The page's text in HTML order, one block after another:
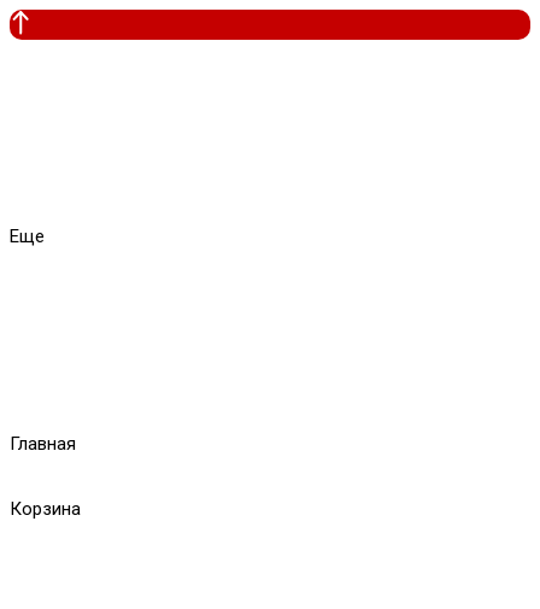
Еще
Главная
Корзина